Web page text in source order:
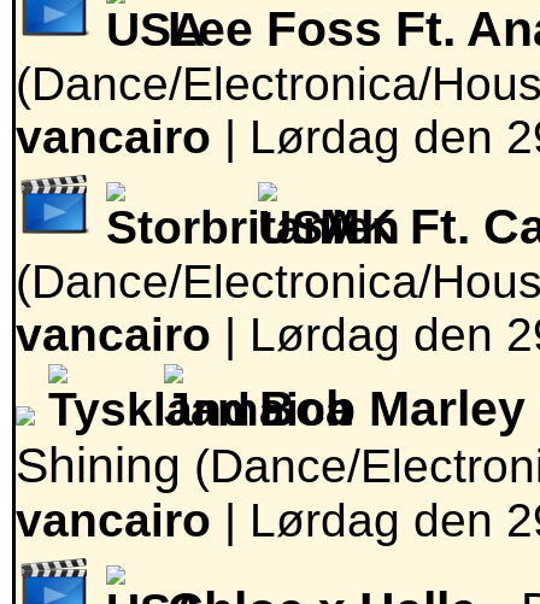
Lee Foss Ft.
(Dance/Electronica/
vancairo | Lørdag den
MK Ft.
(Dance/Electronica/
vancairo | Lørdag den
Bob
Shining (Dance/
vancairo | Lørdag den